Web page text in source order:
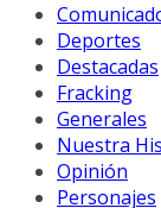
Deportes
Destacadas
Fracking
Generales
Nuestra
Opinión
Personajes